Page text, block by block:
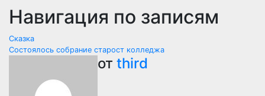
Навигация по записям
Сказка
Состоялось собрание старост колледжа
от third